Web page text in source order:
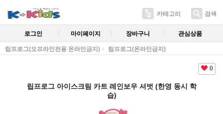
카테고리 검색
로그인 마이페이지 장바구니 관심상품
립프로그(오프라인전용 온라인금지) 립프로그(온라인금지)
0
립프로그 아이스크림 카트 레인보우 셔벗 (한영 동시 학
습)